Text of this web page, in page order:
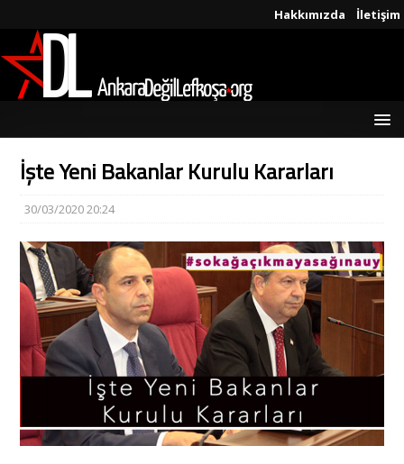
Hakkımızda İletişim
İşte Yeni Bakanlar Kurulu Kararları
30/03/2020 20:24